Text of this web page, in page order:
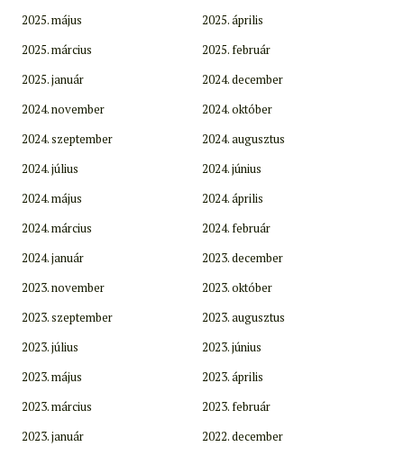
2025. május
2025. április
2025. március
2025. február
2025. január
2024. december
2024. november
2024. október
2024. szeptember
2024. augusztus
2024. július
2024. június
2024. május
2024. április
2024. március
2024. február
2024. január
2023. december
2023. november
2023. október
2023. szeptember
2023. augusztus
2023. július
2023. június
2023. május
2023. április
2023. március
2023. február
2023. január
2022. december